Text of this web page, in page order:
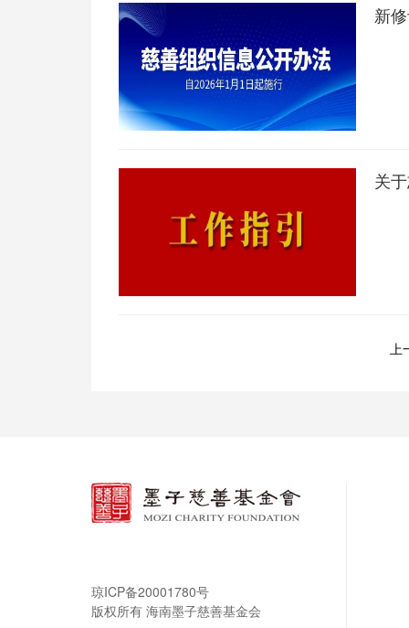
新
关
上
琼ICP备20001780号
版权所有 海南墨子慈善基金会